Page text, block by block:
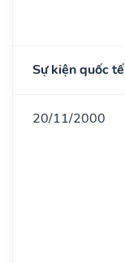
Sự kiện quốc tế
20/11/2000